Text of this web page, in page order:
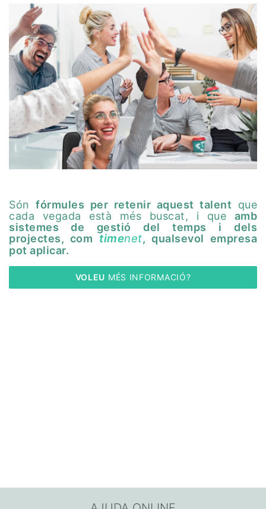
Són fórmules per retenir aquest talent que
cada vegada està més buscat, i que amb
sistemes de gestió del temps i dels
projectes, com
timenet, qualsevol empresa
pot aplicar.
VOLEU MÉS INFORMACIÓ?